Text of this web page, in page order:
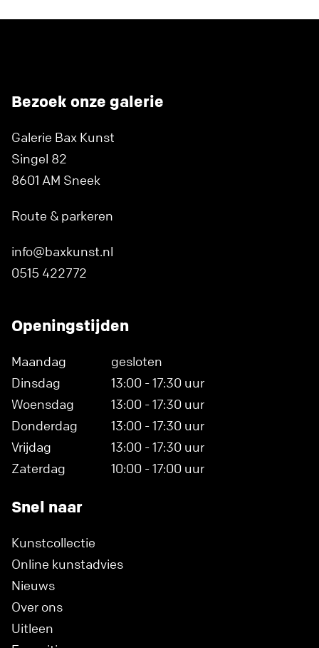
Bezoek onze galerie
Galerie Bax Kunst
Singel 82
8601 AM Sneek
Route & parkeren
info@baxkunst.nl
0515 422772
Openingstijden
Maandag
gesloten
Dinsdag
13:00 - 17:30 uur
Woensdag
13:00 - 17:30 uur
Donderdag
13:00 - 17:30 uur
Vrijdag
13:00 - 17:30 uur
Zaterdag
10:00 - 17:00 uur
Snel naar
Kunstcollectie
Online kunstadvies
Nieuws
Over ons
Uitleen